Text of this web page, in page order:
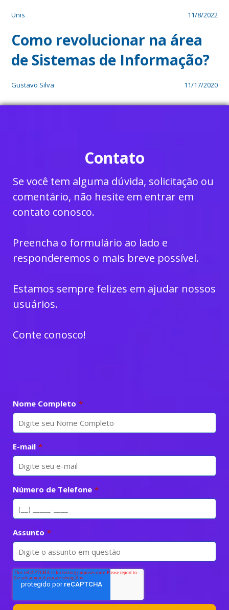
Unis 11/8/2022
Como revolucionar na área
de Sistemas de Informação?
Gustavo Silva 11/17/2020
Contato
Se você tem alguma dúvida, solicitação ou
comentário, não hesite em entrar em
contato conosco.
Preencha o formulário ao lado e
responderemos o mais breve possível.
Estamos sempre felizes em ajudar nossos
usuários.
Conte conosco!
Nome Completo *
E-mail *
Número de Telefone *
Assunto *